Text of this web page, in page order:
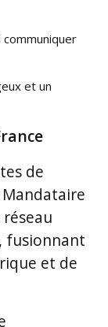
et un
de
fusionnant
et de